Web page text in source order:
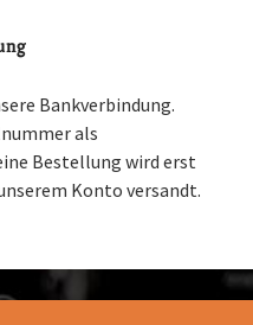
Bankverbindung.
als
Bestellung wird erst
Konto versandt.